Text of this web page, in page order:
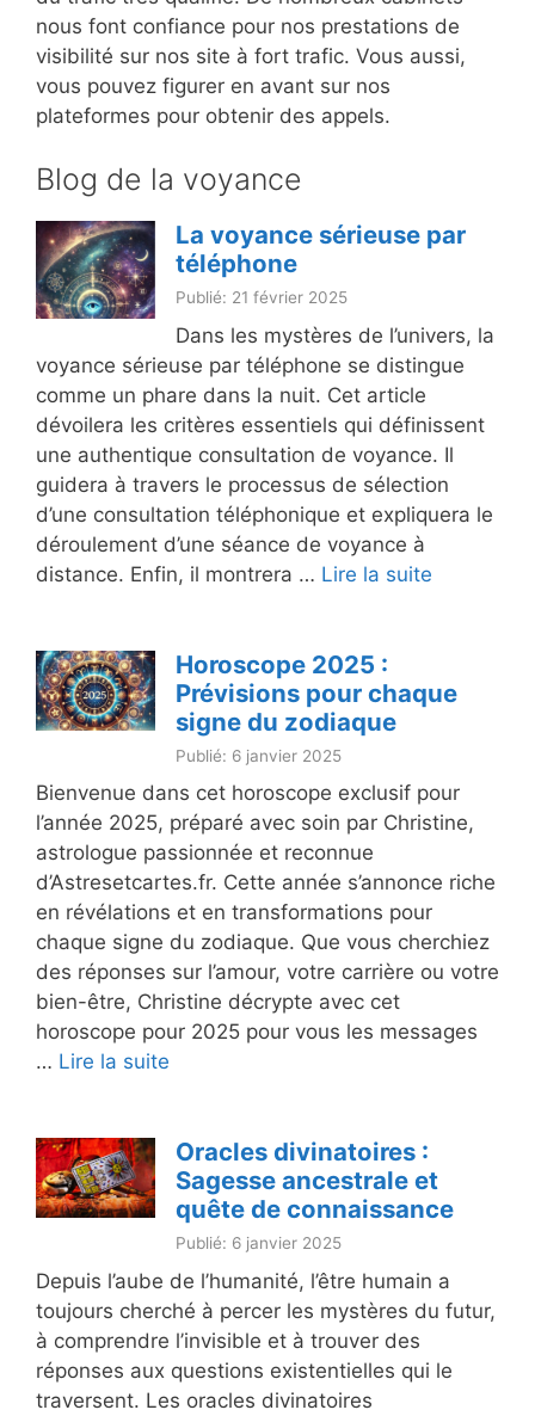
nous font confiance pour nos prestations de
visibilité sur nos site à fort trafic. Vous aussi,
vous pouvez figurer en avant sur nos
plateformes pour obtenir des appels.
Blog de la voyance
La voyance sérieuse par
téléphone
Publié: 21 février 2025
Dans les mystères de l’univers, la
voyance sérieuse par téléphone se distingue
comme un phare dans la nuit. Cet article
dévoilera les critères essentiels qui définissent
une authentique consultation de voyance. Il
guidera à travers le processus de sélection
d’une consultation téléphonique et expliquera le
déroulement d’une séance de voyance à
distance. Enfin, il montrera … Lire la suite
Horoscope 2025 :
Prévisions pour chaque
signe du zodiaque
Publié: 6 janvier 2025
Bienvenue dans cet horoscope exclusif pour
l’année 2025, préparé avec soin par Christine,
astrologue passionnée et reconnue
d’Astresetcartes.fr. Cette année s’annonce riche
en révélations et en transformations pour
chaque signe du zodiaque. Que vous cherchiez
des réponses sur l’amour, votre carrière ou votre
bien-être, Christine décrypte avec cet
horoscope pour 2025 pour vous les messages
… Lire la suite
Oracles divinatoires :
Sagesse ancestrale et
quête de connaissance
Publié: 6 janvier 2025
Depuis l’aube de l’humanité, l’être humain a
toujours cherché à percer les mystères du futur,
à comprendre l’invisible et à trouver des
réponses aux questions existentielles qui le
traversent. Les oracles divinatoires